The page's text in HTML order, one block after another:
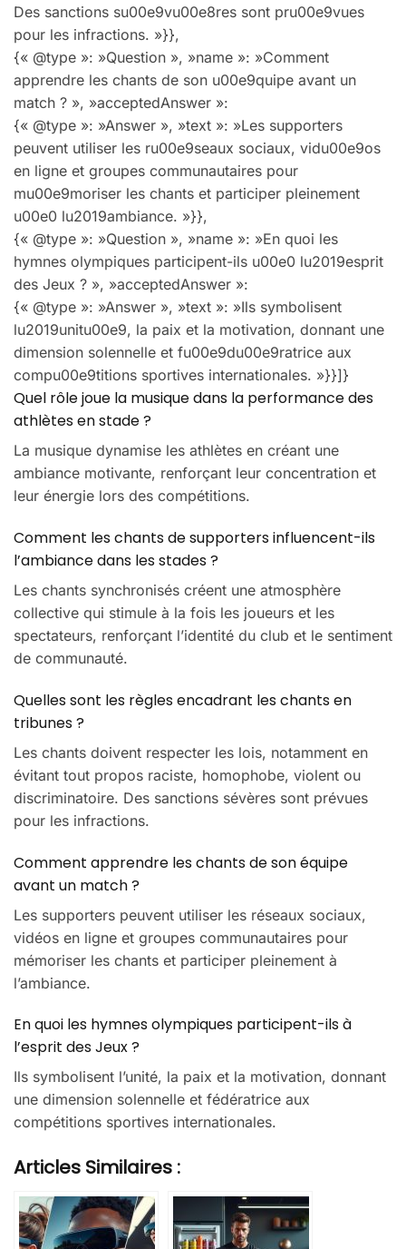
Des sanctions su00e9vu00e8res sont pru00e9vues
pour les infractions. »}},
{« @type »: »Question », »name »: »Comment
apprendre les chants de son u00e9quipe avant un
match ? », »acceptedAnswer »:
{« @type »: »Answer », »text »: »Les supporters
peuvent utiliser les ru00e9seaux sociaux, vidu00e9os
en ligne et groupes communautaires pour
mu00e9moriser les chants et participer pleinement
u00e0 lu2019ambiance. »}},
{« @type »: »Question », »name »: »En quoi les
hymnes olympiques participent-ils u00e0 lu2019esprit
des Jeux ? », »acceptedAnswer »:
{« @type »: »Answer », »text »: »Ils symbolisent
lu2019unitu00e9, la paix et la motivation, donnant une
dimension solennelle et fu00e9du00e9ratrice aux
compu00e9titions sportives internationales. »}}]}
Quel rôle joue la musique dans la performance des
athlètes en stade ?
La musique dynamise les athlètes en créant une
ambiance motivante, renforçant leur concentration et
leur énergie lors des compétitions.
Comment les chants de supporters influencent-ils
l’ambiance dans les stades ?
Les chants synchronisés créent une atmosphère
collective qui stimule à la fois les joueurs et les
spectateurs, renforçant l’identité du club et le sentiment
de communauté.
Quelles sont les règles encadrant les chants en
tribunes ?
Les chants doivent respecter les lois, notamment en
évitant tout propos raciste, homophobe, violent ou
discriminatoire. Des sanctions sévères sont prévues
pour les infractions.
Comment apprendre les chants de son équipe
avant un match ?
Les supporters peuvent utiliser les réseaux sociaux,
vidéos en ligne et groupes communautaires pour
mémoriser les chants et participer pleinement à
l’ambiance.
En quoi les hymnes olympiques participent-ils à
l’esprit des Jeux ?
Ils symbolisent l’unité, la paix et la motivation, donnant
une dimension solennelle et fédératrice aux
compétitions sportives internationales.
Articles Similaires :